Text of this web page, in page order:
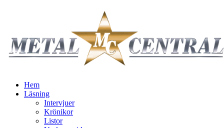
Hem
Läsning
Intervjuer
Krönikor
Listor